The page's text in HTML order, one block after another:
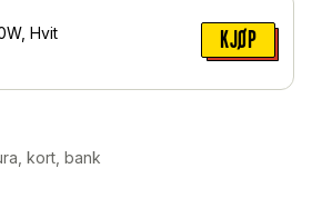
Hvit
KJØP
kort, bank